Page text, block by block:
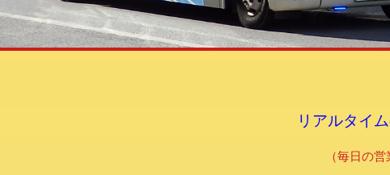
リアルタイ
（毎日の